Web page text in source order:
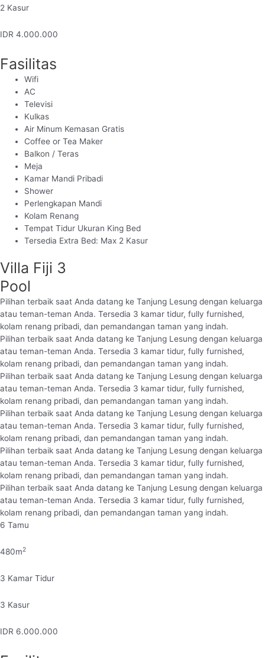
2 Kasur
IDR 4.000.000
Fasilitas
Wifi
AC
Televisi
Kulkas
Air Minum Kemasan Gratis
Coffee or Tea Maker
Balkon / Teras
Meja
Kamar Mandi Pribadi
Shower
Perlengkapan Mandi
Kolam Renang
Tempat Tidur Ukuran King Bed
Tersedia Extra Bed: Max 2 Kasur
Villa Fiji 3
Pool
Pilihan terbaik saat Anda datang ke Tanjung Lesung dengan keluarga
atau teman-teman Anda. Tersedia 3 kamar tidur, fully furnished,
kolam renang pribadi, dan pemandangan taman yang indah.
Pilihan terbaik saat Anda datang ke Tanjung Lesung dengan keluarga
atau teman-teman Anda. Tersedia 3 kamar tidur, fully furnished,
kolam renang pribadi, dan pemandangan taman yang indah.
Pilihan terbaik saat Anda datang ke Tanjung Lesung dengan keluarga
atau teman-teman Anda. Tersedia 3 kamar tidur, fully furnished,
kolam renang pribadi, dan pemandangan taman yang indah.
Pilihan terbaik saat Anda datang ke Tanjung Lesung dengan keluarga
atau teman-teman Anda. Tersedia 3 kamar tidur, fully furnished,
kolam renang pribadi, dan pemandangan taman yang indah.
Pilihan terbaik saat Anda datang ke Tanjung Lesung dengan keluarga
atau teman-teman Anda. Tersedia 3 kamar tidur, fully furnished,
kolam renang pribadi, dan pemandangan taman yang indah.
Pilihan terbaik saat Anda datang ke Tanjung Lesung dengan keluarga
atau teman-teman Anda. Tersedia 3 kamar tidur, fully furnished,
kolam renang pribadi, dan pemandangan taman yang indah.
6 Tamu
480m2
3 Kamar Tidur
3 Kasur
IDR 6.000.000